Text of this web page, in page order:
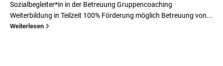
Sozialbegleiter*in in der Betreuung Gruppencoaching
Weiterbildung in Teilzeit 100% Förderung möglich Betreuung von...
Weiterlesen